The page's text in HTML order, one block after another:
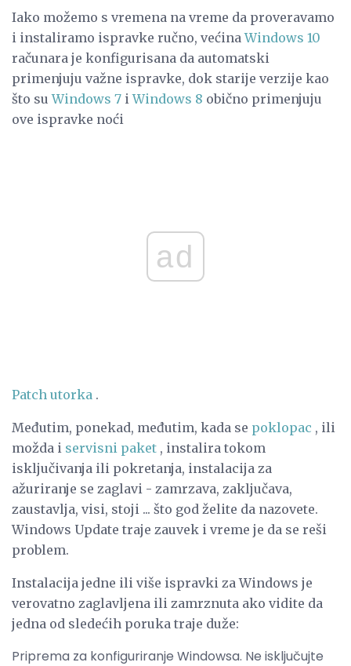
Iako možemo s vremena na vreme da proveravamo
i instaliramo ispravke ručno, većinaWindows 10
računara je konfigurisana da automatski
primenjuju važne ispravke, dok starije verzije kao
što suWindows 7 iWindows 8 obično primenjuju
ove ispravke noći
ad
Patch utorka .
Međutim, ponekad, međutim, kada se poklopac , ili
možda i servisni paket , instalira tokom
isključivanja ili pokretanja, instalacija za
ažuriranje se zaglavi - zamrzava, zaključava,
zaustavlja, visi, stoji ... što god želite da nazovete.
Windows Update traje zauvek i vreme je da se reši
problem.
Instalacija jedne ili više ispravki za Windows je
verovatno zaglavljena ili zamrznuta ako vidite da
jedna od sledećih poruka traje duže:
Priprema za konfiguriranje Windowsa. Ne isključujte